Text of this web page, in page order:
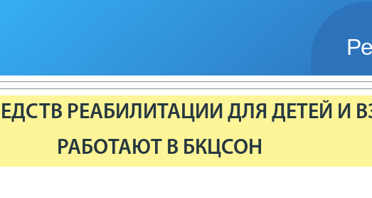
РЕАБИЛИТАЦИИ ДЛЯ ДЕТЕЙ И
РАБОТАЮТ В БКЦСОН